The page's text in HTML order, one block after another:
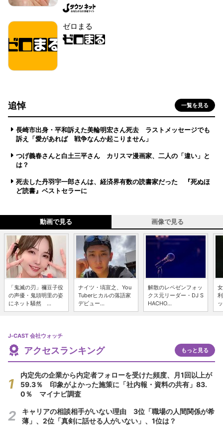
ゼロまる
追悼 一覧を見る
長崎市出身・平和訴えた美輪明宏さん死去 ラストメッセージでも
訴え「愛があれば 戦争なんか起こりません」
つげ義春さんと白土三平さん カリスマ漫画家、二人の「違い」と
は？
死去した丹羽宇一郎さんは、経済界有数の読書家だった 『死ぬほ
ど読書』ベストセラーに
動画で見る 画像で見る
「鬼滅の刃」禰豆子役
の声優・鬼頭明里の姿
にネット騒然 ...
ナイツ・塙宣之、You
Tuberヒカルの落語家
デビュー...
解散のレペゼンフォッ
クス元リーダー・DJ S
HACHO...
J-CAST 会社ウォッチ
アクセスランキング もっと見る
内定先の企業から内定者フォローを受けた頻度、月1回以上が
59.3％ 印象がよかった施策に「社内報・資料の共有」83.
0％ マイナビ調査
キャリアの相談相手がいない理由 3位「職場の人間関係が希
薄」、2位「真剣に話せる人がいない」、1位は？